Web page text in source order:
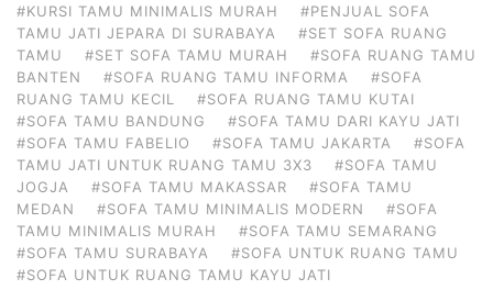
#KURSI TAMU MINIMALIS MURAH
#PENJUAL SOFA
TAMU JATI JEPARA DI SURABAYA
#SET SOFA RUANG
TAMU
#SET SOFA TAMU MURAH
#SOFA RUANG TAMU
BANTEN
#SOFA RUANG TAMU INFORMA
#SOFA
RUANG TAMU KECIL
#SOFA RUANG TAMU KUTAI
#SOFA TAMU BANDUNG
#SOFA TAMU DARI KAYU JATI
#SOFA TAMU FABELIO
#SOFA TAMU JAKARTA
#SOFA
TAMU JATI UNTUK RUANG TAMU 3X3
#SOFA TAMU
JOGJA
#SOFA TAMU MAKASSAR
#SOFA TAMU
MEDAN
#SOFA TAMU MINIMALIS MODERN
#SOFA
TAMU MINIMALIS MURAH
#SOFA TAMU SEMARANG
#SOFA TAMU SURABAYA
#SOFA UNTUK RUANG TAMU
#SOFA UNTUK RUANG TAMU KAYU JATI